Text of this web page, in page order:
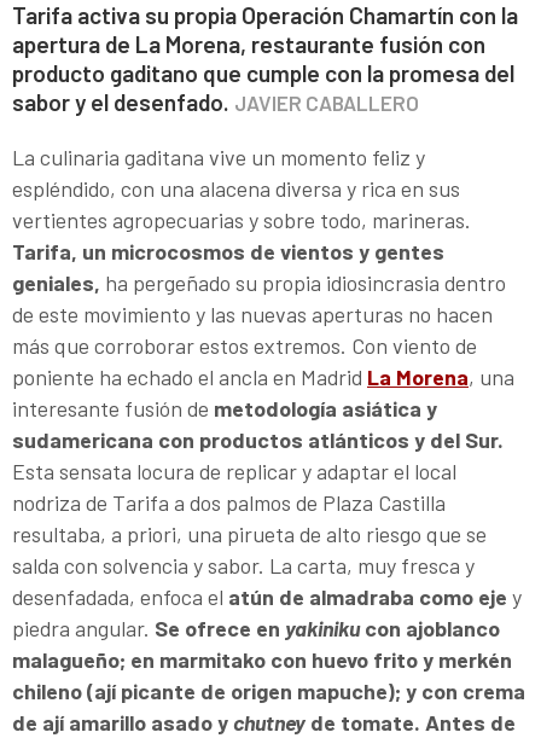
Tarifa activa su propia Operación Chamartín con la
apertura de La Morena, restaurante fusión con
producto gaditano que cumple con la promesa del
sabor y el desenfado. JAVIER CABALLERO
La culinaria gaditana vive un momento feliz y
espléndido, con una alacena diversa y rica en sus
vertientes agropecuarias y sobre todo, marineras.
Tarifa, un microcosmos de vientos y gentes
geniales, ha pergeñado su propia idiosincrasia dentro
de este movimiento y las nuevas aperturas no hacen
más que corroborar estos extremos. Con viento de
poniente ha echado el ancla en Madrid La Morena, una
interesante fusión de metodología asiática y
sudamericana con productos atlánticos y del Sur.
Esta sensata locura de replicar y adaptar el local
nodriza de Tarifa a dos palmos de Plaza Castilla
resultaba, a priori, una pirueta de alto riesgo que se
salda con solvencia y sabor. La carta, muy fresca y
desenfadada, enfoca el atún de almadraba como eje y
piedra angular. Se ofrece en yakinikucon ajoblanco
malagueño; en marmitako con huevo frito y merkén
chileno (ají picante de origen mapuche); y con crema
de ají amarillo asado ychutney de tomate. Antes de